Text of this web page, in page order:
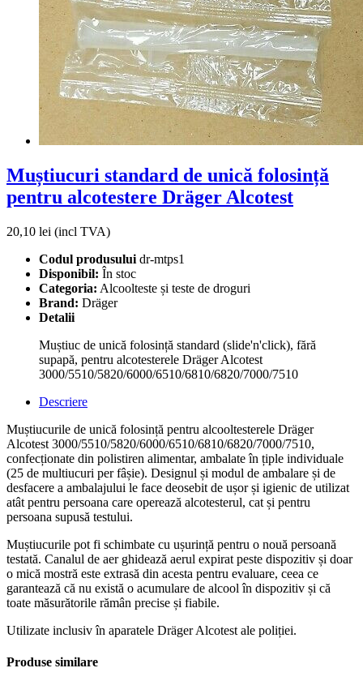
Muștiucuri standard de unică folosință
pentru alcotestere Dräger Alcotest
20,10 lei (incl TVA)
Codul produsului dr-mtps1
Disponibil: În stoc
Categoria: Alcoolteste și teste de droguri
Brand: Dräger
Detalii
Muștiuc de unică folosință standard (slide'n'click), fără
supapă, pentru alcotesterele Dräger Alcotest
3000/5510/5820/6000/6510/6810/6820/7000/7510
Descriere
Muștiucurile de unică folosință pentru alcooltesterele Dräger
Alcotest 3000/5510/5820/6000/6510/6810/6820/7000/7510,
confecționate din polistiren alimentar, ambalate în țiple individuale
(25 de multiucuri per fâșie). Designul și modul de ambalare și de
desfacere a ambalajului le face deosebit de ușor și igienic de utilizat
atât pentru persoana care operează alcotesterul, cat și pentru
persoana supusă testului.
Muștiucurile pot fi schimbate cu ușurință pentru o nouă persoană
testată. Canalul de aer ghidează aerul expirat peste dispozitiv și doar
o mică mostră este extrasă din acesta pentru evaluare, ceea ce
garantează că nu există o acumulare de alcool în dispozitiv și că
toate măsurătorile rămân precise și fiabile.
Utilizate inclusiv în aparatele Dräger Alcotest ale poliției.
Produse similare